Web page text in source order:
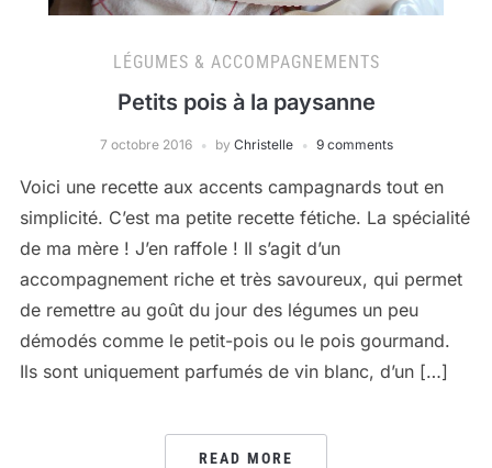
LÉGUMES & ACCOMPAGNEMENTS
Petits pois à la paysanne
7 octobre 2016 by Christelle 9 comments
Voici une recette aux accents campagnards tout en
simplicité. C’est ma petite recette fétiche. La spécialité
de ma mère ! J’en raffole ! Il s’agit d’un
accompagnement riche et très savoureux, qui permet
de remettre au goût du jour des légumes un peu
démodés comme le petit-pois ou le pois gourmand.
Ils sont uniquement parfumés de vin blanc, d’un […]
READ MORE